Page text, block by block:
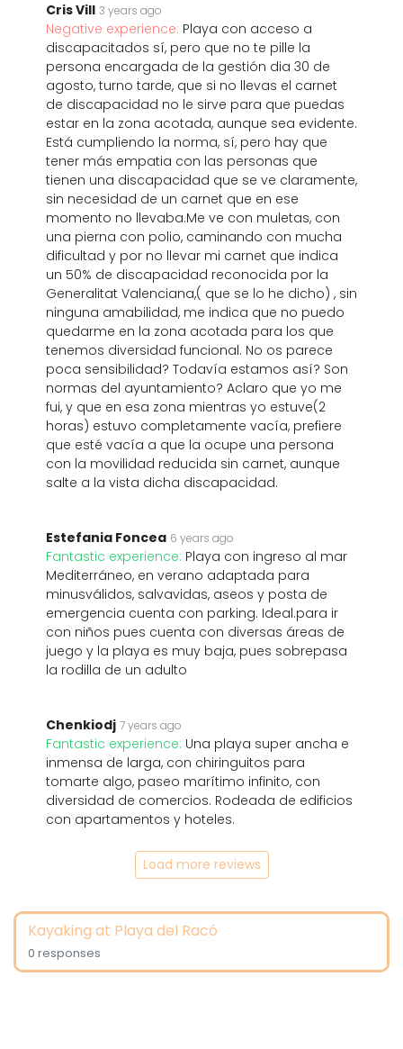
Cris Vill 3 years ago
Negative experience: Playa con acceso a
discapacitados sí, pero que no te pille la
persona encargada de la gestión dia 30 de
agosto, turno tarde, que si no llevas el carnet
de discapacidad no le sirve para que puedas
estar en la zona acotada, aunque sea evidente.
Está cumpliendo la norma, sí, pero hay que
tener más empatia con las personas que
tienen una discapacidad que se ve claramente,
sin necesidad de un carnet que en ese
momento no llevaba.Me ve con muletas, con
una pierna con polio, caminando con mucha
dificultad y por no llevar mi carnet que indica
un 50% de discapacidad reconocida por la
Generalitat Valenciana,( que se lo he dicho) , sin
ninguna amabilidad, me indica que no puedo
quedarme en la zona acotada para los que
tenemos diversidad funcional. No os parece
poca sensibilidad? Todavía estamos así? Son
normas del ayuntamiento? Aclaro que yo me
fui, y que en esa zona mientras yo estuve(2
horas) estuvo completamente vacía, prefiere
que esté vacía a que la ocupe una persona
con la movilidad reducida sin carnet, aunque
salte a la vista dicha discapacidad.
Estefania Foncea 6 years ago
Fantastic experience: Playa con ingreso al mar
Mediterráneo, en verano adaptada para
minusválidos, salvavidas, aseos y posta de
emergencia cuenta con parking. Ideal.para ir
con niños pues cuenta con diversas áreas de
juego y la playa es muy baja, pues sobrepasa
la rodilla de un adulto
Chenkiodj 7 years ago
Fantastic experience: Una playa super ancha e
inmensa de larga, con chiringuitos para
tomarte algo, paseo marítimo infinito, con
diversidad de comercios. Rodeada de edificios
con apartamentos y hoteles.
Load more reviews
Kayaking at Playa del Racó
0 responses